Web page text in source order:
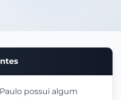
possui algum